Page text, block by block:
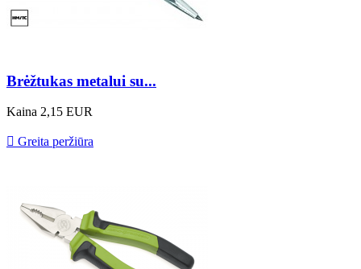
Brėžtukas metalui su...
Kaina 2,15 EUR
 Greita peržiūra